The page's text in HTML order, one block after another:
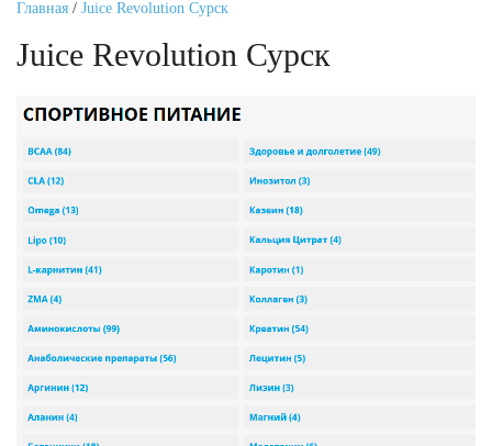
Главная / Juice Revolution Сурск
Juice Revolution Сурск